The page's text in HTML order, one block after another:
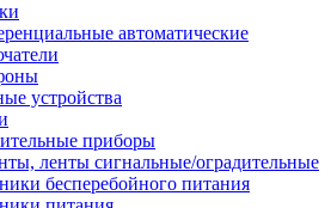
автоматические
устройства
приборы
ленты сигнальные/оградительные
бесперебойного питания